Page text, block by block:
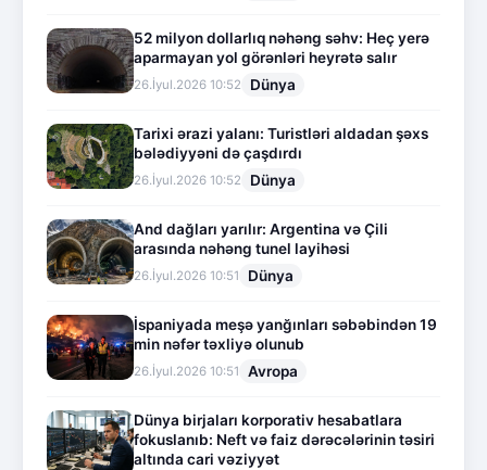
52 milyon dollarlıq nəhəng səhv: Heç yerə
aparmayan yol görənləri heyrətə salır
26.İyul.2026 10:52 Dünya
Tarixi ərazi yalanı: Turistləri aldadan şəxs
bələdiyyəni də çaşdırdı
26.İyul.2026 10:52 Dünya
And dağları yarılır: Argentina və Çili
arasında nəhəng tunel layihəsi
26.İyul.2026 10:51 Dünya
İspaniyada meşə yanğınları səbəbindən 19
min nəfər təxliyə olunub
26.İyul.2026 10:51 Avropa
Dünya birjaları korporativ hesabatlara
fokuslanıb: Neft və faiz dərəcələrinin təsiri
altında cari vəziyyət